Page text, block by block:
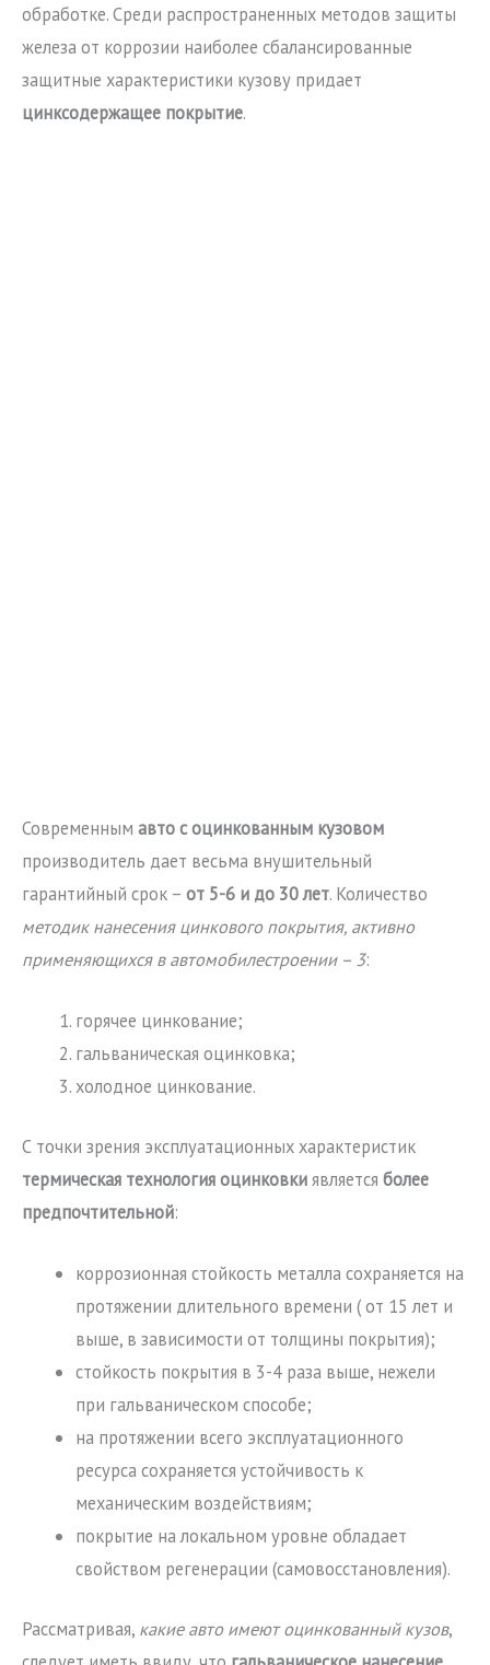
обработке. Среди распространенных методов защиты
железа от коррозии наиболее сбалансированные
защитные характеристики кузову придает
цинксодержащее покрытие.
Современным авто с оцинкованным кузовом
производитель дает весьма внушительный
гарантийный срок – от 5-6 и до 30 лет. Количество
методик нанесения цинкового покрытия, активно
применяющихся в автомобилестроении – 3:
горячее цинкование;
гальваническая оцинковка;
холодное цинкование.
С точки зрения эксплуатационных характеристик
термическая технология оцинковкиявляется более
предпочтительной:
коррозионная стойкость металла сохраняется на
протяжении длительного времени ( от 15 лет и
выше, в зависимости от толщины покрытия);
стойкость покрытия в 3-4 раза выше, нежели
при гальваническом способе;
на протяжении всего эксплуатационного
ресурса сохраняется устойчивость к
механическим воздействиям;
покрытие на локальном уровне обладает
свойством регенерации (самовосстановления).
Рассматривая, какие авто имеют оцинкованный кузов,